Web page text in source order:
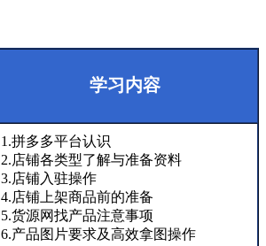
学习内容
1.拼多多平台认识
2.店铺各类型了解与准备资料
3.店铺入驻操作
4.店铺上架商品前的准备
5.货源网找产品注意事项
6.产品图片要求及高效拿图操作